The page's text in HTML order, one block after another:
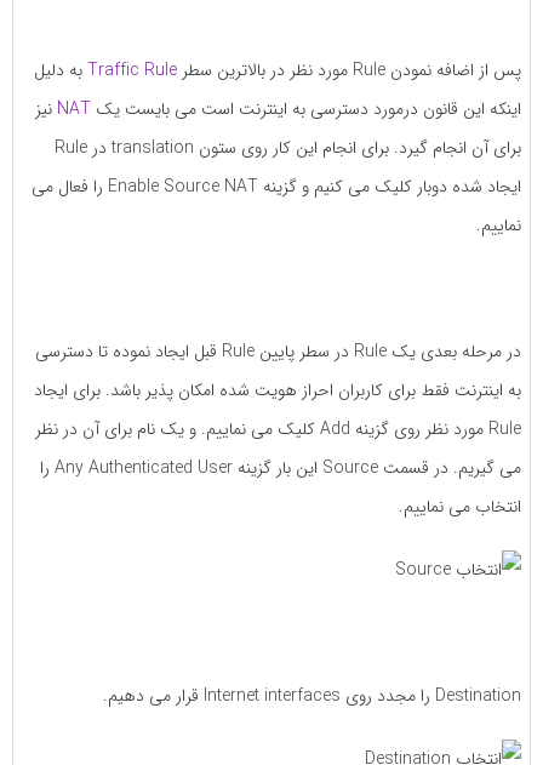
پس از اضافه نمودن Rule مورد نظر در بالاترین سطر Traffic Ruleبه دلیل
اینکه این قانون درمورد دسترسی به اینترنت است می بایست یک NATنیز
برای آن انجام گیرد. برای انجام این کار روی ستون translation در Rule
ایجاد شده دوبار کلیک می کنیم و گزینه Enable Source NAT را فعال می
نماییم.
در مرحله بعدی یک Rule در سطر پایین Rule قبل ایجاد نموده تا دسترسی
به اینترنت فقط برای کاربران احراز هویت شده امکان پذیر باشد. برای ایجاد
Rule مورد نظر روی گزینه Add کلیک می نماییم. و یک نام برای آن در نظر
می گیریم. در قسمت Source این بار گزینه Any Authenticated User را
انتخاب می نماییم.
Destination را مجدد روی Internet interfaces قرار می دهیم.